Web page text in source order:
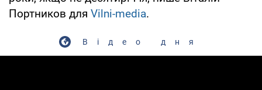
Портников для Vilni-media.
Відео дня